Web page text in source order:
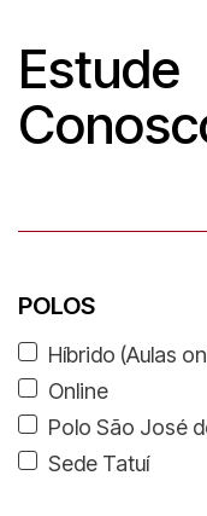
Estude
POLOS
Híbrido (Aulas
Online
Polo São José
Sede Tatuí